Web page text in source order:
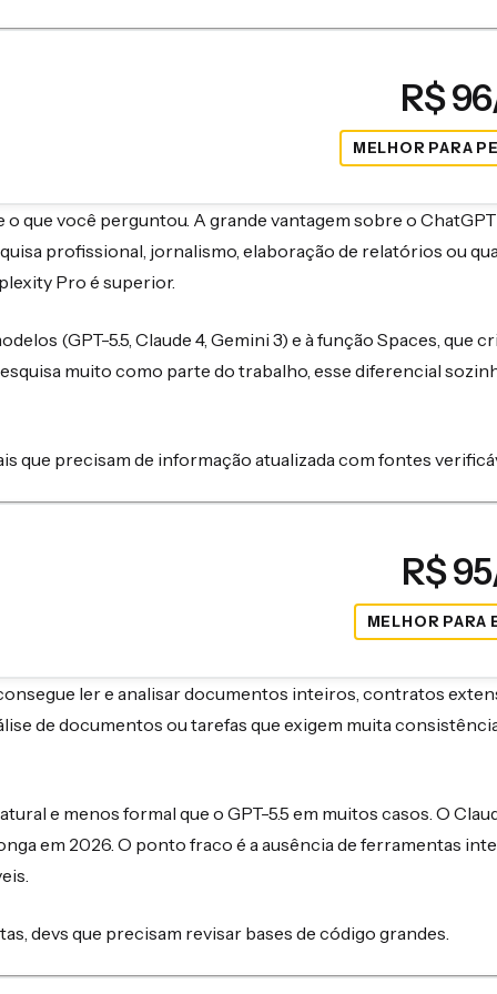
R$
MELHOR PARA
que você perguntou. A grande vantagem sobre o ChatGPT
profissional, jornalismo, elaboração de relatórios ou
Pro é superior.
(GPT-5.5, Claude 4, Gemini 3) e à função Spaces, que
muito como parte do trabalho, esse diferencial
que precisam de informação atualizada com fontes
R$
MELHOR PARA
ler e analisar documentos inteiros, contratos
de documentos ou tarefas que exigem muita
e menos formal que o GPT-5.5 em muitos casos. O
em 2026. O ponto fraco é a ausência de ferramentas
devs que precisam revisar bases de código grandes.